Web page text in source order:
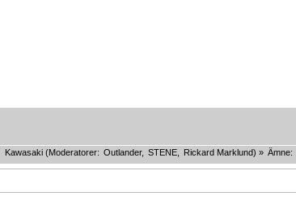
Kawasaki(Moderatorer: Outlander, STENE, Rickard Marklund) » Ämne: